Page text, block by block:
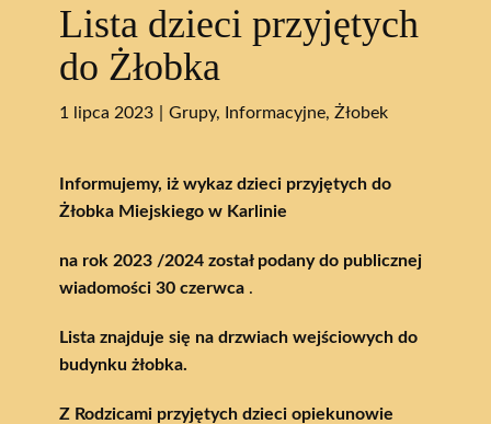
Lista dzieci przyjętych
do Żłobka
1 lipca 2023 Grupy, Informacyjne, Żłobek
Informujemy, iż wykaz dzieci przyjętych do
Żłobka Miejskiego w Karlinie
na rok 2023 /2024 został podany do publicznej
wiadomości 30 czerwca .
Lista znajduje się na drzwiach wejściowych do
budynku żłobka.
Z Rodzicami przyjętych dzieci opiekunowie